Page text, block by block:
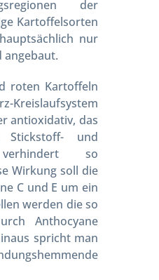
der
Kartoffelsorten
nur
angebaut.
roten Kartoffeln
Kreislaufsystem
antioxidativ, das
und
so
Wirkung soll die
C und E um ein
werden die so
Anthocyane
spricht man